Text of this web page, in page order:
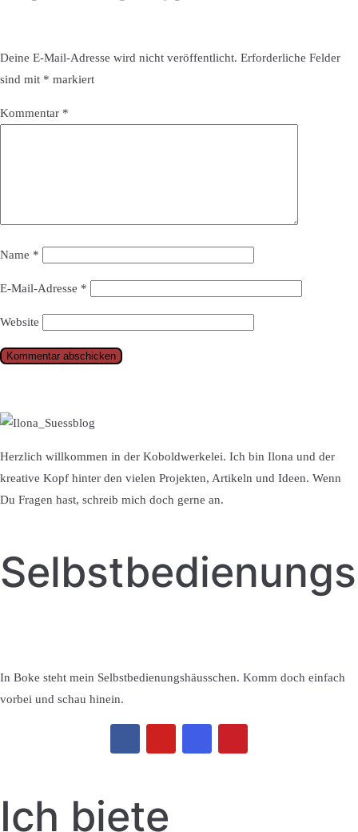
Deine E-Mail-Adresse wird nicht veröffentlicht. Erforderliche Felder
sind mit * markiert
Kommentar *
Name *
E-Mail-Adresse *
Website
Herzlich willkommen in der Koboldwerkelei. Ich bin Ilona und der
kreative Kopf hinter den vielen Projekten, Artikeln und Ideen. Wenn
Du Fragen hast, schreib mich doch gerne an.
In Boke steht mein Selbstbedienungshäusschen. Komm doch einfach
vorbei und schau hinein.
Ich biete